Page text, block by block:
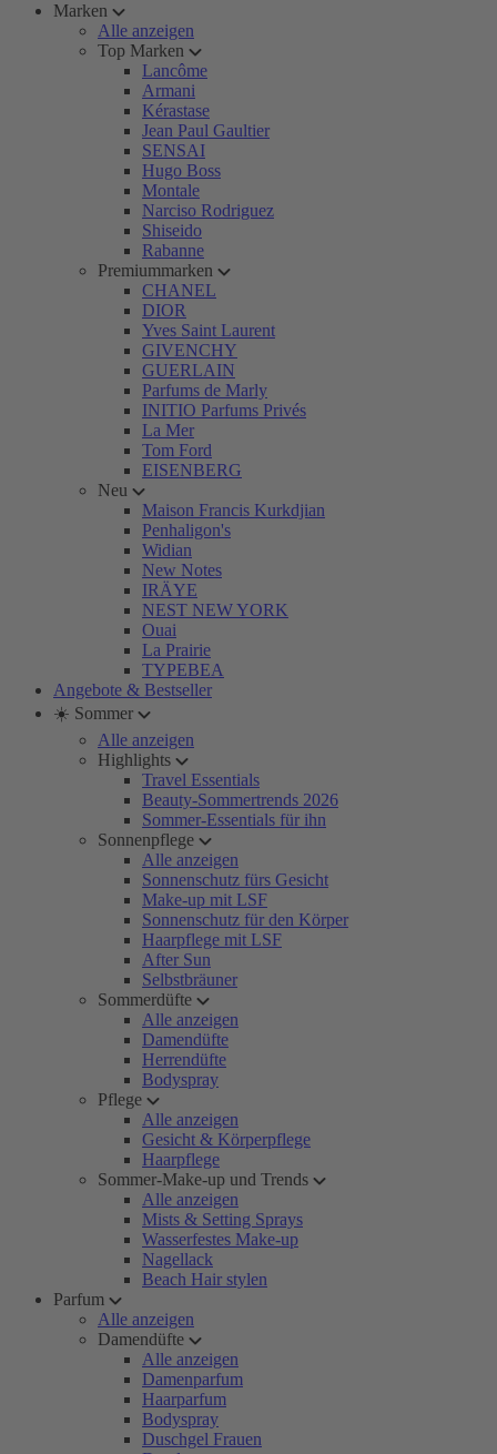
Marken
Alle anzeigen
Top Marken
Lancôme
Armani
Kérastase
Jean Paul Gaultier
SENSAI
Hugo Boss
Montale
Narciso Rodriguez
Shiseido
Rabanne
Premiummarken
CHANEL
DIOR
Yves Saint Laurent
GIVENCHY
GUERLAIN
Parfums de Marly
INITIO Parfums Privés
La Mer
Tom Ford
EISENBERG
Neu
Maison Francis Kurkdjian
Penhaligon's
Widian
New Notes
IRÄYE
NEST NEW YORK
Ouai
La Prairie
TYPEBEA
Angebote & Bestseller
☀️ Sommer
Alle anzeigen
Highlights
Travel Essentials
Beauty-Sommertrends 2026
Sommer-Essentials für ihn
Sonnenpflege
Alle anzeigen
Sonnenschutz fürs Gesicht
Make-up mit LSF
Sonnenschutz für den Körper
Haarpflege mit LSF
After Sun
Selbstbräuner
Sommerdüfte
Alle anzeigen
Damendüfte
Herrendüfte
Bodyspray
Pflege
Alle anzeigen
Gesicht & Körperpflege
Haarpflege
Sommer-Make-up und Trends
Alle anzeigen
Mists & Setting Sprays
Wasserfestes Make-up
Nagellack
Beach Hair stylen
Parfum
Alle anzeigen
Damendüfte
Alle anzeigen
Damenparfum
Haarparfum
Bodyspray
Duschgel Frauen